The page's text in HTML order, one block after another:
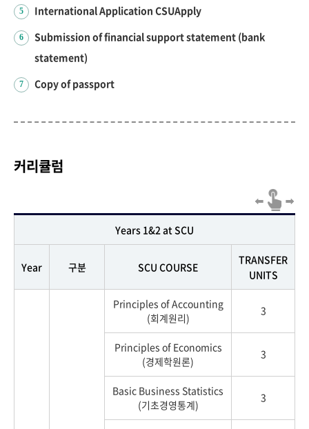
5 International Application CSUApply
6
Submission of financial support statement (bank
statement)
7 Copy of passport
커리큘럼
Years 1&2 at SCU
Year 구분 SCU COURSE
TRANSFER
UNITS
Principles of Accounting
(회계원리)
3
Principles of Economics
(경제학원론)
3
Basic Business Statistics
(기초경영통계)
3